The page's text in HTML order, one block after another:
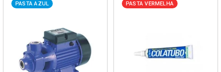
PASTA AZUL PASTA VERMELHA